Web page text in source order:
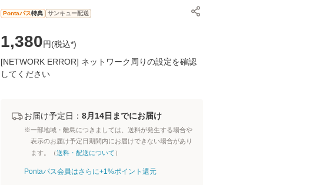
Pontaパス特典 サンキュー配送
1,380円(税込*)
[NETWORK ERROR] ネットワーク周りの設定を確認
してください
お届け予定日： 8月14日までにお届け
※一部地域・離島につきましては、送料が発生する場合や
表示のお届け予定日期間内にお届けできない場合があり
ます。（送料・配送について ）
Pontaパス会員はさらに+1%ポイント還元